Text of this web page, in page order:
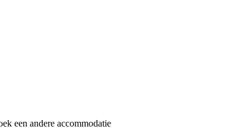
een andere accommodatie